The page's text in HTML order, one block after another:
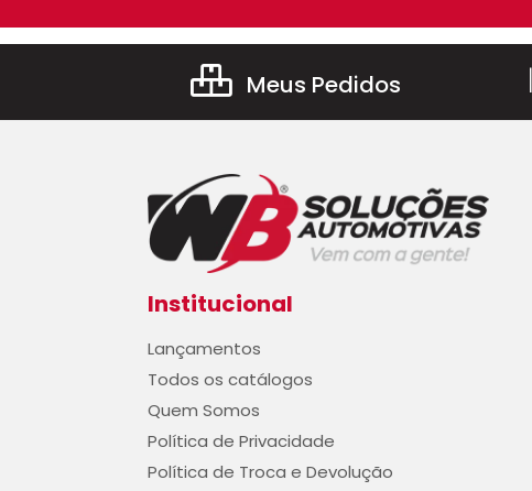
Meus Pedidos
Institucional
Lançamentos
Todos os catálogos
Quem Somos
Política de Privacidade
Política de Troca e Devolução